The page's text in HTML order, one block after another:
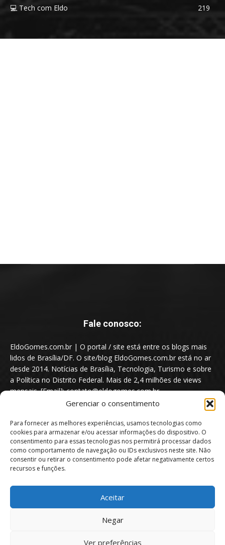
Gerenciar o consentimento
Para fornecer as melhores experiências, usamos tecnologias como
cookies para armazenar e/ou acessar informações do dispositivo. O
consentimento para essas tecnologias nos permitirá processar dados
como comportamento de navegação ou IDs exclusivos neste site. Não
consentir ou retirar o consentimento pode afetar negativamente certos
recursos e funções.
Aceitar
Negar
Ver preferências
💻 Tech com Eldo
219
Fale conosco:
EldoGomes.com.br | O portal / site está entre os blogs mais
lidos de Brasília/DF. O site/blog EldoGomes.com.br está no ar
desde 2014. Notícias de Brasília, Tecnologia, Turismo e sobre
a Política no Distrito Federal. Mais de 2,4 milhões de views
mensais. [Email]: contato@eldogomes.com.br
Portal EldoGomes.com.br | Entre os Blogs mais lidos de Brasília/DF. |